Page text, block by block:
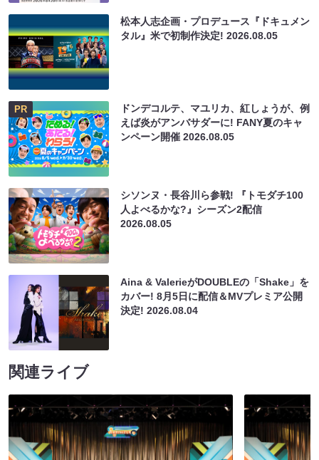
松本人志企画・プロデュース『ドキュメン
タル』米で初制作決定!2026.08.05
PR
ドンデコルテ、マユリカ、紅しょうが、例
えば炎がアンバサダーに! FANY夏のキャ
ンペーン開催2026.08.05
シソンヌ・長谷川ら参戦! 『トモダチ100
人よべるかな?』シーズン2配信
2026.08.05
Aina & ValerieがDOUBLEの「Shake」を
カバー! 8月5日に配信＆MVプレミア公開
決定!2026.08.04
関連ライブ